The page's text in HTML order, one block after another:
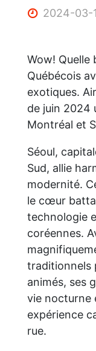
2024-03-
Wow! Quelle
Québécois
exotiques.
de juin 2024
Montréal et
Séoul,
Sud, allie
modernité.
le cœur
technologie
coréennes.
traditionnels
animés, ses
vie nocturne
expérience
rue.